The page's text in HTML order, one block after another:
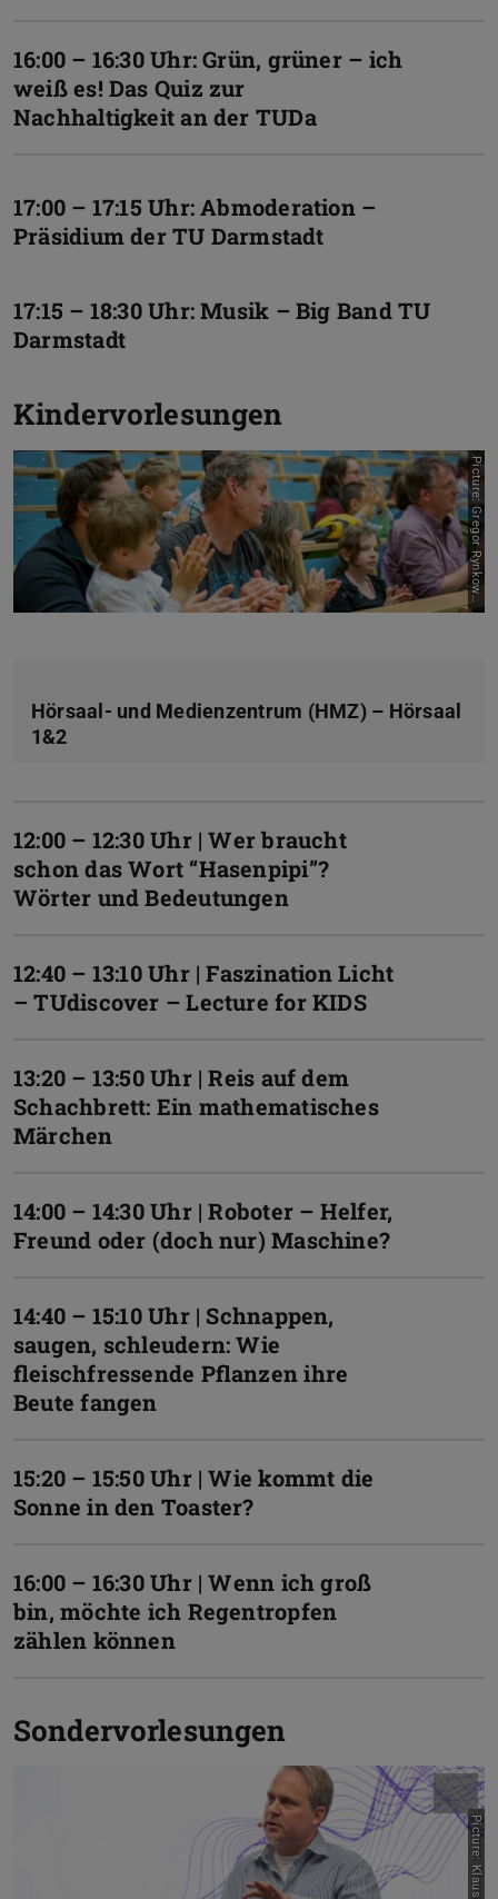
16:00 – 16:30 Uhr: Grün, grüner – ich
weiß es! Das Quiz zur
Nachhaltigkeit an der TUDa
17:00 – 17:15 Uhr: Abmoderation –
Präsidium der TU Darmstadt
17:15 – 18:30 Uhr: Musik – Big Band TU
Darmstadt
Kindervorlesungen
P
i
c
t
u
r
e
:
G
r
e
g
o
r
R
y
n
k
o
w
s
k
i
Hörsaal- und Medienzentrum (HMZ) – Hörsaal
1&2
12:00 – 12:30 Uhr | Wer braucht
schon das Wort “Hasenpipi”?
Wörter und Bedeutungen
12:40 – 13:10 Uhr | Faszination Licht
– TUdiscover – Lecture for KIDS
13:20 – 13:50 Uhr | Reis auf dem
Schachbrett: Ein mathematisches
Märchen
14:00 – 14:30 Uhr | Roboter – Helfer,
Freund oder (doch nur) Maschine?
14:40 – 15:10 Uhr | Schnappen,
saugen, schleudern: Wie
fleischfressende Pflanzen ihre
Beute fangen
15:20 – 15:50 Uhr | Wie kommt die
Sonne in den Toaster?
16:00 – 16:30 Uhr | Wenn ich groß
bin, möchte ich Regentropfen
zählen können
Sondervorlesungen
Picture: Klaus Mai